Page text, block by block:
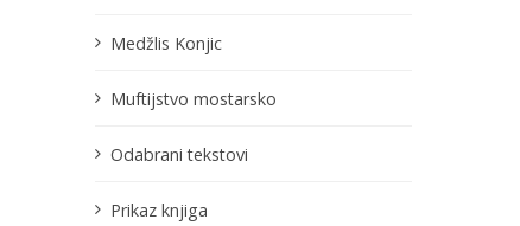
Medžlis Konjic
Muftijstvo mostarsko
Odabrani tekstovi
Prikaz knjiga